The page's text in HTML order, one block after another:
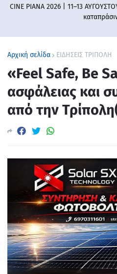
CINE PIANA 2026 | 11–13
Αρχική σελίδα ΕΙΔΗΣΕΙΣ ΤΡΙΠΟΛΗ
«Feel Safe, Be
ασφάλειας και
από την